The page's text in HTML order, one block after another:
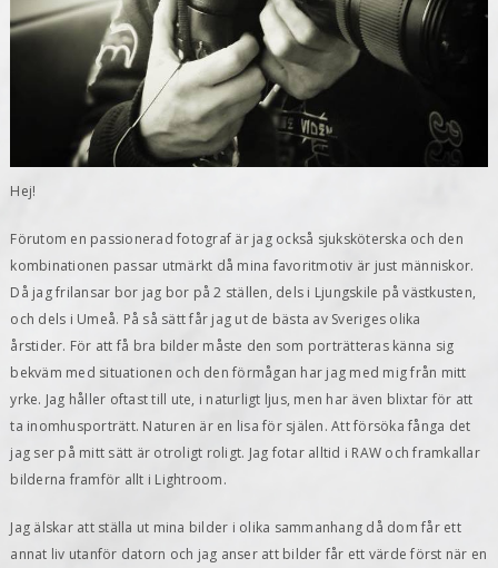
Hej!
Förutom en passionerad fotograf är jag också sjuksköterska och den
kombinationen passar utmärkt då mina favoritmotiv är just människor.
Då jag frilansar bor jag bor på 2 ställen, dels i Ljungskile på västkusten,
och dels i Umeå. På så sätt får jag ut de bästa av Sveriges olika
årstider. För att få bra bilder måste den som porträtteras känna sig
bekväm med situationen och den förmågan har jag med mig från mitt
yrke. Jag håller oftast till ute, i naturligt ljus, men har även blixtar för att
ta inomhusporträtt. Naturen är en lisa för själen. Att försöka fånga det
jag ser på mitt sätt är otroligt roligt. Jag fotar alltid i RAW och framkallar
bilderna framför allt i Lightroom.
Jag älskar att ställa ut mina bilder i olika sammanhang då dom får ett
annat liv utanför datorn och jag anser att bilder får ett värde först när en